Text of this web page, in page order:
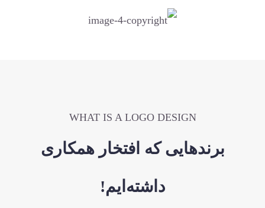
WHAT IS A LOGO DESIGN
برندهایی که افتخار همکاری
داشته‌ایم!